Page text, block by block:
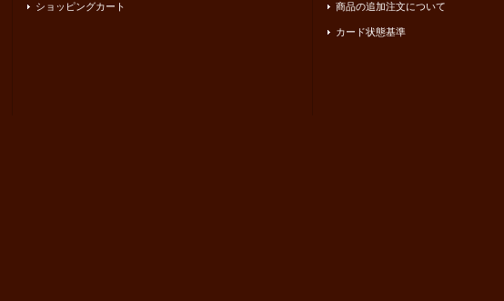
ショッピングカート 商品の追加注文について
カード状態基準